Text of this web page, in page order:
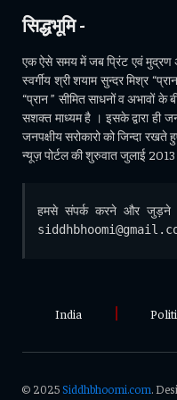
सिद्धभूमि -
एक ऐसे समय में जब प्रिंट एवं मुद्रण
स्वर्गीय श्री शयाम सुन्दर मिश्र
“प्रान ” सीमित साधनों व अभावों
सशक्त माध्यम है । इसके द्वारा ही
जनपक्षीय सरोकारो को जिन्दा
न्यूज़ पोर्टल की शुरुवात जुलाई 2013
हमसे संपर्क करने और
India
© 2025Siddhbhoomi.com.